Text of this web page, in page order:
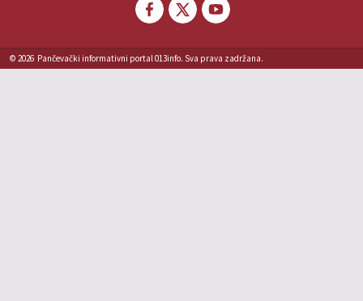
© 2026 Pančevački informativni portal 013info. Sva prava zadržana.